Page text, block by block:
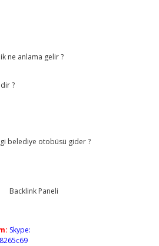
ne anlama gelir ?
?
belediye otobüsü gider ?
Skype: